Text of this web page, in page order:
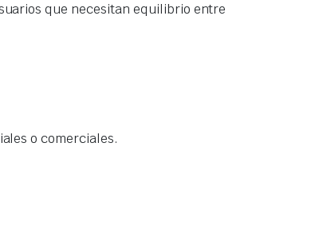
que necesitan equilibrio entre
o comerciales.